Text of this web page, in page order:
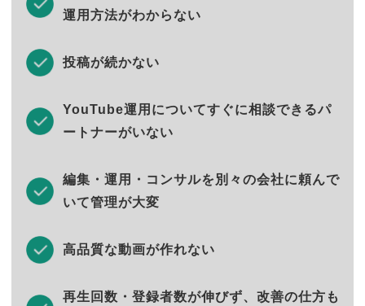
運用方法がわからない
投稿が続かない
YouTube運用についてすぐに相談できるパ
ートナーがいない
編集・運用・コンサルを別々の会社に頼んで
いて管理が大変
高品質な動画が作れない
再生回数・登録者数が伸びず、改善の仕方も